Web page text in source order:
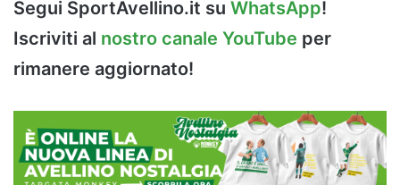
Segui SportAvellino.it su WhatsApp!
Iscriviti al nostro canale YouTube per
rimanere aggiornato!